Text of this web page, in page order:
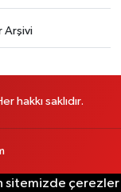
Arşivi
hakkı saklıdır.
sitemizde çerezler